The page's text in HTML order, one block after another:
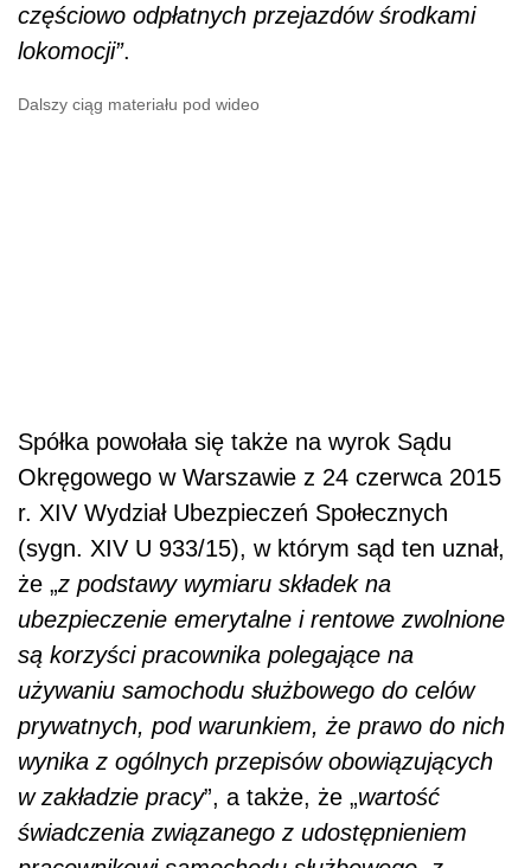
częściowo odpłatnych przejazdów środkami
lokomocji”.
Dalszy ciąg materiału pod wideo
Spółka powołała się także na wyrok Sądu
Okręgowego w Warszawie z 24 czerwca 2015
r. XIV Wydział Ubezpieczeń Społecznych
(sygn. XIV U 933/15), w którym sąd ten uznał,
że „z podstawy wymiaru składek na
ubezpieczenie emerytalne i rentowe zwolnione
są korzyści pracownika polegające na
używaniu samochodu służbowego do celów
prywatnych, pod warunkiem, że prawo do nich
wynika z ogólnych przepisów obowiązujących
w zakładzie pracy”, a także, że „wartość
świadczenia związanego z udostępnieniem